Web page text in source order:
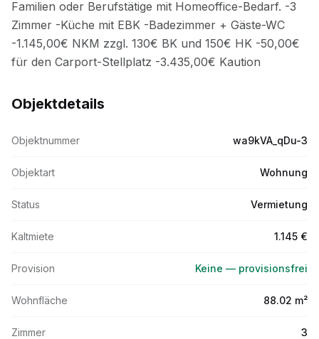
Objektdetails
Objektnummer wa9kVA_qDu-3
Objektart Wohnung
Status Vermietung
Kaltmiete 1.145 €
Provision Keine — provisionsfrei
Wohnfläche 88.02 m²
Zimmer 3